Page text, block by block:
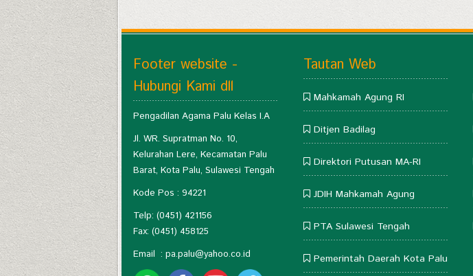
Footer website -
Hubungi Kami dll
Pengadilan Agama Palu Kelas I.A
Jl. WR. Supratman No. 10,
Kelurahan Lere, Kecamatan Palu
Barat, Kota Palu, Sulawesi Tengah
Kode Pos : 94221
Telp: (0451) 421156
Fax: (0451) 458125
Email : pa.palu@yahoo.co.id
Tautan Web
Mahkamah Agung RI
Ditjen Badilag
Direktori Putusan MA-RI
JDIH Mahkamah Agung
PTA Sulawesi Tengah
Pemerintah Daerah Kota Palu